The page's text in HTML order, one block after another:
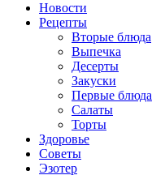
Новости
Рецепты
Вторые блюда
Выпечка
Десерты
Закуски
Первые блюда
Салаты
Торты
Здоровье
Советы
Эзотер